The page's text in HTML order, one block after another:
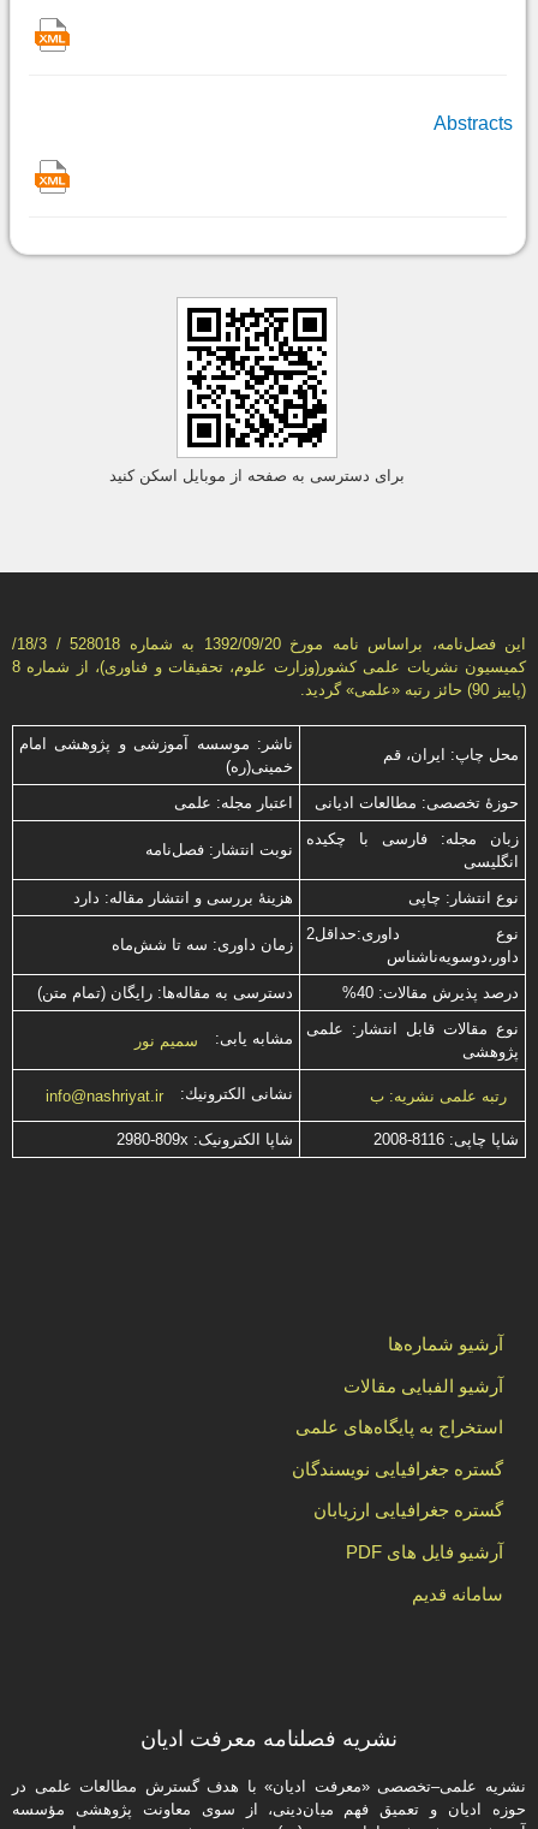
Abstracts
برای دسترسی به صفحه از موبایل اسکن کنید
این فصل‌نامه، براساس نامه مورخ 1392/09/20 به شماره 528018 / 18/3/
كمیسیون نشریات علمی كشور(وزارت علوم، تحقیقات و فناوری)، از شماره 8
(پاییز 90) حائز رتبه «علمی» گردید.
محل چاپ: ایران، قم
ناشر: موسسه آموزشی و پژوهشی امام
خمینی(ره)
حوزۀ تخصصی: مطالعات ادیانی
اعتبار مجله: علمی
زبان مجله: فارسی با چكیده
انگلیسی
نوبت انتشار: فصل‌نامه
نوع انتشار: چاپی
هزینۀ بررسی و انتشار مقاله: دارد
نوع داوری:حداقل2
داور،دوسویه‌ناشناس
زمان داوری: سه تا شش‌ماه
درصد پذیرش مقالات: 40%
دسترسی به مقاله‌ها: رایگان (تمام متن)
نوع مقالات قابل انتشار: علمی
پژوهشی
مشابه یابی: سمیم نور
رتبه علمی نشریه: ب نشانی الكترونیك: info@nashriyat.ir
شاپا چاپی: 2008-8116 شاپا الکترونیک: 2980-809x
آرشیو شماره‌ها
آرشیو الفبایی مقالات
استخراج به پایگاه‌های علمی
گستره جغرافیایی نویسندگان
گستره جغرافیایی ارزیابان
آرشیو فایل های PDF
سامانه قدیم
نشریه فصلنامه معرفت ادیان
نشریه علمی–تخصصی «معرفت ادیان» با هدف گسترش مطالعات علمی در
حوزه ادیان و تعمیق فهم میان‌دینی، از سوی معاونت پژوهشی مؤسسه